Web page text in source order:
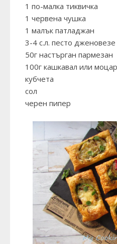
1 по-малка тиквичка
1 червена чушка
1 малък патладжан
3-4 с.л. песто дженовезе
50г настърган пармезан
100г кашкавал или
кубчета
сол
черен пипер